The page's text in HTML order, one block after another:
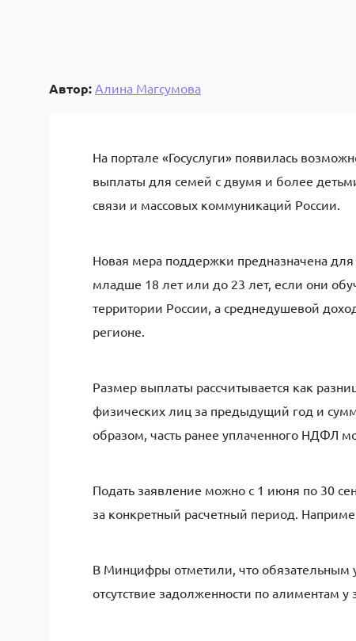
Автор: Алина Магсумова
На портале «Госуслуги» появилась
выплаты для семей с двумя и более
связи и массовых коммуникаций России.
Новая мера поддержки предназначена
младше 18 лет или до 23 лет, если они
территории России, а среднедушевой
регионе.
Размер выплаты рассчитывается как
физических лиц за предыдущий год и
образом, часть ранее уплаченного НДФЛ
Подать заявление можно с 1 июня по 30
за конкретный расчетный период.
В Минцифры отметили, что обязательным
отсутствие задолженности по алиментам